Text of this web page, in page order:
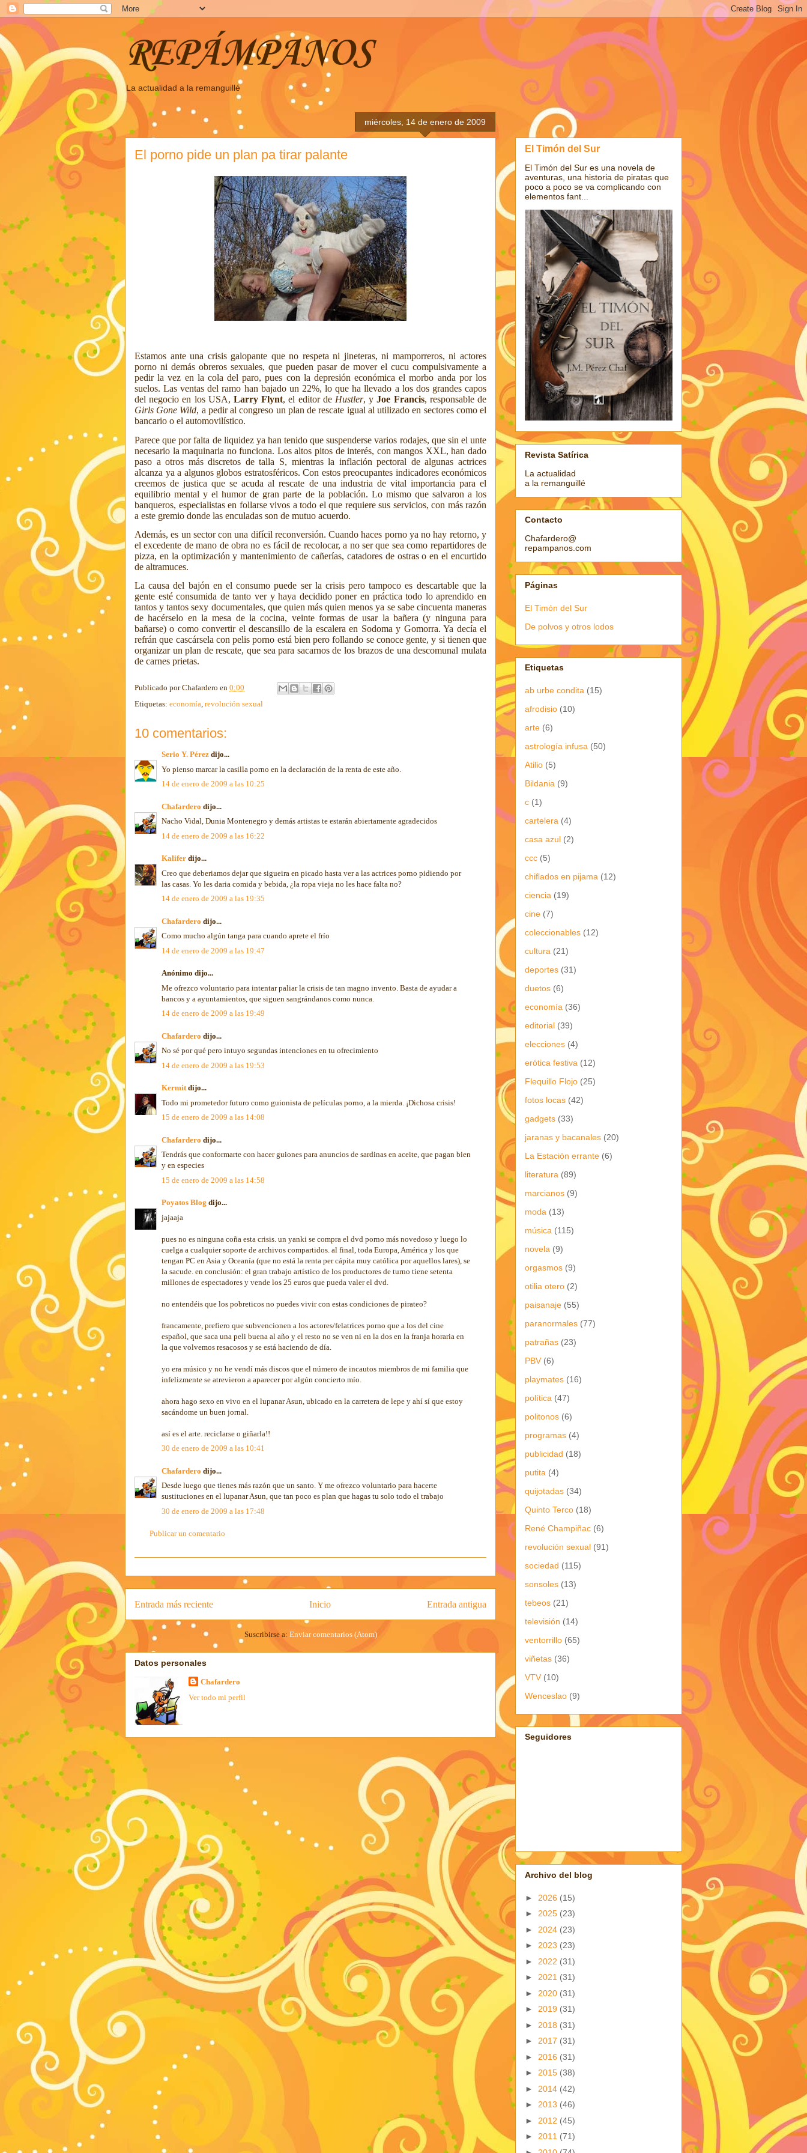
REPÁMPANOS
La actualidad a la remanguillé
miércoles, 14 de enero de 2009
El porno pide un plan pa tirar palante
Estamos ante una crisis galopante que no respeta ni jineteras, ni mamporreros, ni actores
porno ni demás obreros sexuales, que pueden pasar de mover el cucu compulsivamente a
pedir la vez en la cola del paro, pues con la depresión económica el morbo anda por los
suelos. Las ventas del ramo han bajado un 22%, lo que ha llevado a los dos grandes capos
del negocio en los USA, Larry Flynt, el editor de Hustler, y Joe Francis, responsable de
Girls Gone Wild, a pedir al congreso un plan de rescate igual al utilizado en sectores como el
bancario o el automovilístico.
Parece que por falta de liquidez ya han tenido que suspenderse varios rodajes, que sin el unte
necesario la maquinaria no funciona. Los altos pitos de interés, con mangos XXL, han dado
paso a otros más discretos de talla S, mientras la inflación pectoral de algunas actrices
alcanza ya a algunos globos estratosféricos. Con estos preocupantes indicadores económicos
creemos de justica que se acuda al rescate de una industria de vital importancia para el
equilibrio mental y el humor de gran parte de la población. Lo mismo que salvaron a los
banqueros, especialistas en follarse vivos a todo el que requiere sus servicios, con más razón
a este gremio donde las enculadas son de mutuo acuerdo.
Además, es un sector con una difícil reconversión. Cuando haces porno ya no hay retorno, y
el excedente de mano de obra no es fácil de recolocar, a no ser que sea como repartidores de
pizza, en la optimización y mantenimiento de cañerías, catadores de ostras o en el encurtido
de altramuces.
La causa del bajón en el consumo puede ser la crisis pero tampoco es descartable que la
gente esté consumida de tanto ver y haya decidido poner en práctica todo lo aprendido en
tantos y tantos sexy documentales, que quien más quien menos ya se sabe cincuenta maneras
de hacérselo en la mesa de la cocina, veinte formas de usar la bañera (y ninguna para
bañarse) o como convertir el descansillo de la escalera en Sodoma y Gomorra. Ya decía el
refrán que cascársela con pelis porno está bien pero follando se conoce gente, y si tienen que
organizar un plan de rescate, que sea para sacarnos de los brazos de una descomunal mulata
de carnes prietas.
Publicado porChafardero en 0:00
Etiquetas: economía, revolución sexual
10 comentarios:
Serio Y. Pérez dijo...
Yo pienso marcar la casilla porno en la declaración de la renta de este año.
14 de enero de 2009 a las 10:25
Chafardero dijo...
Nacho Vidal, Dunia Montenegro y demás artistas te estarán abiertamente agradecidos
14 de enero de 2009 a las 16:22
Kalifer dijo...
Creo que deberiamos dejar que sigueira en picado hasta ver a las actrices porno pidiendo por
las casas. Yo les daria comida y bebida, ¿la ropa vieja no les hace falta no?
14 de enero de 2009 a las 19:35
Chafardero dijo...
Como mucho algún tanga para cuando aprete el frío
14 de enero de 2009 a las 19:47
Anónimo dijo...
Me ofrezco voluntario para intentar paliar la crisis de tan magno invento. Basta de ayudar a
bancos y a ayuntamientos, que siguen sangrándanos como nunca.
14 de enero de 2009 a las 19:49
Chafardero dijo...
No sé por qué pero intuyo segundas intenciones en tu ofrecimiento
14 de enero de 2009 a las 19:53
Kermitdijo...
Todo mi prometedor futuro como guionista de películas porno, a la mierda. ¡Dichosa crisis!
15 de enero de 2009 a las 14:08
Chafardero dijo...
Tendrás que conformarte con hacer guiones para anuncios de sardinas en aceite, que pagan bien
y en especies
15 de enero de 2009 a las 14:58
Poyatos Blog dijo...
jajaaja
pues no es ninguna coña esta crisis. un yanki se compra el dvd porno más novedoso y luego lo
cuelga a cualquier soporte de archivos compartidos. al final, toda Europa, América y los que
tengan PC en Asia y Oceanía (que no está la renta per cápita muy católica por aquellos lares), se
la sacude. en conclusión: el gran trabajo artístico de los productores de turno tiene setenta
millones de espectadores y vende los 25 euros que pueda valer el dvd.
no entendéis que los pobreticos no puedes vivir con estas condiciones de pirateo?
francamente, prefiero que subvencionen a los actores/felatrices porno que a los del cine
español, que saca una peli buena al año y el resto no se ven ni en la dos en la franja horaria en
la que volvemos resacosos y se está haciendo de día.
yo era músico y no he vendí más discos que el número de incautos miembros de mi familia que
infelizmente se atrevieron a aparecer por algún concierto mío.
ahora hago sexo en vivo en el lupanar Asun, ubicado en la carretera de lepe y ahí sí que estoy
sacándome un buen jornal.
así es el arte. reciclarse o giñarla!!
30 de enero de 2009 a las 10:41
Chafardero dijo...
Desde luego que tienes más razón que un santo. Y me ofrezco voluntario para hacerte
sustituciones en el lupanar Asun, que tan poco es plan que hagas tu solo todo el trabajo
30 de enero de 2009 a las 17:48
Publicar un comentario
Entrada más reciente Entrada antigua
Inicio
Suscribirse a: Enviar comentarios (Atom)
Datos personales
Chafardero
Ver todo mi perfil
El Timón del Sur
El Timón del Sur es una novela de
aventuras, una historia de piratas que
poco a poco se va complicando con
elementos fant...
Revista Satírica
La actualidad
a la remanguillé
Contacto
Chafardero@
repampanos.com
Páginas
El Timón del Sur
De polvos y otros lodos
Etiquetas
ab urbe condita (15)
afrodisio (10)
arte (6)
astrología infusa (50)
Atilio (5)
Bildania (9)
c (1)
cartelera (4)
casa azul (2)
ccc (5)
chiflados en pijama (12)
ciencia (19)
cine (7)
coleccionables (12)
cultura (21)
deportes (31)
duetos (6)
economía (36)
editorial (39)
elecciones (4)
erótica festiva (12)
Flequillo Flojo (25)
fotos locas (42)
gadgets (33)
jaranas y bacanales (20)
La Estación errante (6)
literatura (89)
marcianos (9)
moda (13)
música (115)
novela (9)
orgasmos (9)
otilia otero (2)
paisanaje (55)
paranormales (77)
patrañas (23)
PBV (6)
playmates (16)
política (47)
politonos (6)
programas (4)
publicidad (18)
putita (4)
quijotadas (34)
Quinto Terco (18)
René Champiñac (6)
revolución sexual (91)
sociedad (115)
sonsoles (13)
tebeos (21)
televisión (14)
ventorrillo (65)
viñetas (36)
VTV (10)
Wenceslao (9)
Seguidores
Archivo del blog
► 2026 (15)
► 2025 (23)
► 2024 (23)
► 2023 (23)
► 2022 (31)
► 2021 (31)
► 2020 (31)
► 2019 (31)
► 2018 (31)
► 2017 (31)
► 2016 (31)
► 2015 (38)
► 2014 (42)
► 2013 (46)
► 2012 (45)
► 2011 (71)